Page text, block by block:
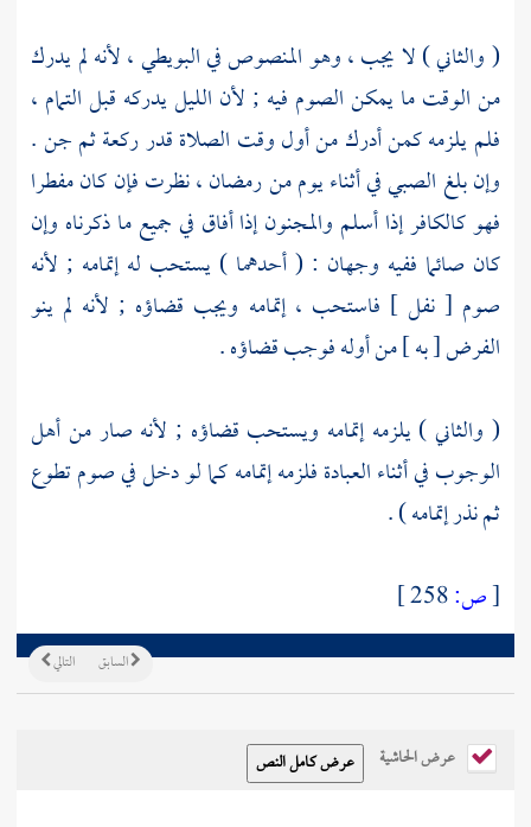
( والثاني ) لا يجب ، وهو المنصوص فيالبويطي، لأنه لم يدرك
من الوقت ما يمكن الصوم فيه ; لأن الليل يدركه قبل التمام ،
فلم يلزمه كمن أدرك من أول وقت الصلاة قدر ركعة ثم جن .
وإن بلغ الصبي في أثناء يوم من رمضان ، نظرت فإن كان مفطرا
فهو كالكافر إذا أسلم والمجنون إذا أفاق في جميع ما ذكرناه وإن
كان صائما ففيه وجهان : ( أحدهما ) يستحب له إتمامه ; لأنه
صوم [ نفل ] فاستحب ، إتمامه ويجب قضاؤه ; لأنه لم ينو
الفرض [ به ] من أوله فوجب قضاؤه .
( والثاني ) يلزمه إتمامه ويستحب قضاؤه ; لأنه صار من أهل
الوجوب في أثناء العبادة فلزمه إتمامه كما لو دخل في صوم تطوع
ثم نذر إتمامه ) .
[ص:
التالي السابق
عرض الحاشية